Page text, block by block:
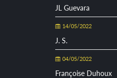
JL Guevara
14/05/2022
J. S.
04/05/2022
Françoise Duhoux